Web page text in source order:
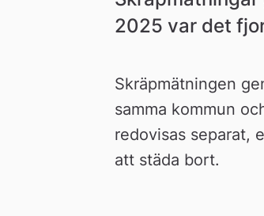
2025 var det
Skräpmätningen
samma kommun
redovisas separat,
att städa bort.